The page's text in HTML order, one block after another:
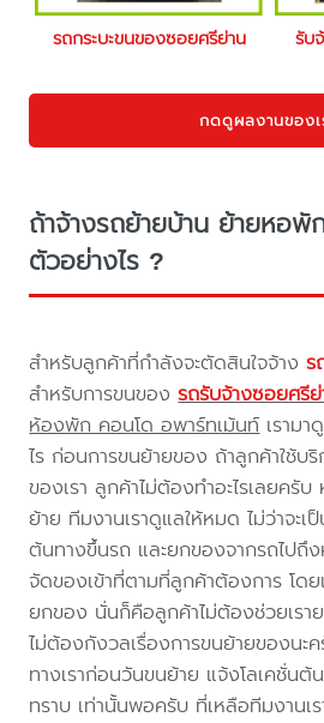
รถกระบะขนของซอยศรีย่าน รับ
กดดูผลงานของเ
ถ้าจ้างรถย้ายบ้าน ย้ายหอพั
ตัวอย่างไร ?
สำหรับลูกค้าที่กำลังจะตัดสินใจจ้างร
สำหรับการขนของรถรับจ้างซอยศรี
ห้องพัก คอนโด อพาร์ทเม้นท์เรามา
ไร ก่อนการขนย้ายของ ถ้าลูกค้าใช้บ
ของเรา ลูกค้าไม่ต้องทำอะไรเลยครั
ย้าย ทีมงานเราดูแลให้หมด ไม่ว่าจะ
ต้นทางขึ้นรถ และยกของจากรถไปถึ
จัดของเข้าที่ตามที่ลูกค้าต้องการ โดย
ยกของ นั่นก็คือลูกค้าไม่ต้องช่วยเร
ไม่ต้องกังวลเรื่องการขนย้ายของนะ
ทางเราก่อนวันขนย้าย แจ้งโลเคชั่นต้
ทราบ เท่านั้นพอครับ ที่เหลือทีมงานเ